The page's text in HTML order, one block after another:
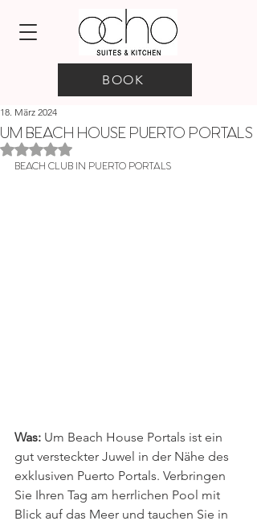
BOOK
UM BEACH HOUSE PUERTO PORTALS
18. März 2024
Mit NaN von 5 Sternen bewertet.
BEACH CLUB IN PUERTO PORTALS
Was: Um Beach House Portals ist ein
gut versteckter Juwel in der Nähe des
exklusiven Puerto Portals. Verbringen
Sie Ihren Tag am herrlichen Pool mit
Blick auf das Meer und tauchen Sie in